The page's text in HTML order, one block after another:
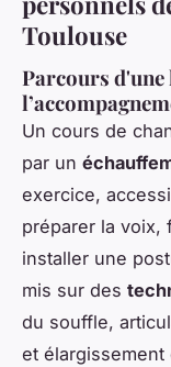
Toulouse
Parcours d'une
Un cours de
par un
exercice,
préparer la voix,
installer une
mis sur des
du souffle,
et